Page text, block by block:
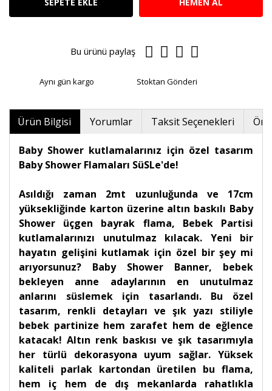
Bu ürünü paylaş
Aynı gün kargo Stoktan Gönderi
Ürün Bilgisi Yorumlar Taksit Seçenekleri
Baby Shower kutlamalarınız için özel tasarım
Baby Shower Flamaları SüSLe'de!
Asıldığı zaman 2mt uzunluğunda ve 17cm
yüksekliğinde karton üzerine altın baskılı Baby
Shower üçgen bayrak flama, Bebek Partisi
kutlamalarınızı unutulmaz kılacak. Yeni bir
hayatın gelişini kutlamak için özel bir şey mi
arıyorsunuz? Baby Shower Banner, bebek
bekleyen anne adaylarının en unutulmaz
anlarını süslemek için tasarlandı. Bu özel
tasarım, renkli detayları ve şık yazı stiliyle
bebek partinize hem zarafet hem de eğlence
katacak! Altın renk baskısı ve şık tasarımıyla
her türlü dekorasyona uyum sağlar. Yüksek
kaliteli parlak kartondan üretilen bu flama,
hem iç hem de dış mekanlarda rahatlıkla